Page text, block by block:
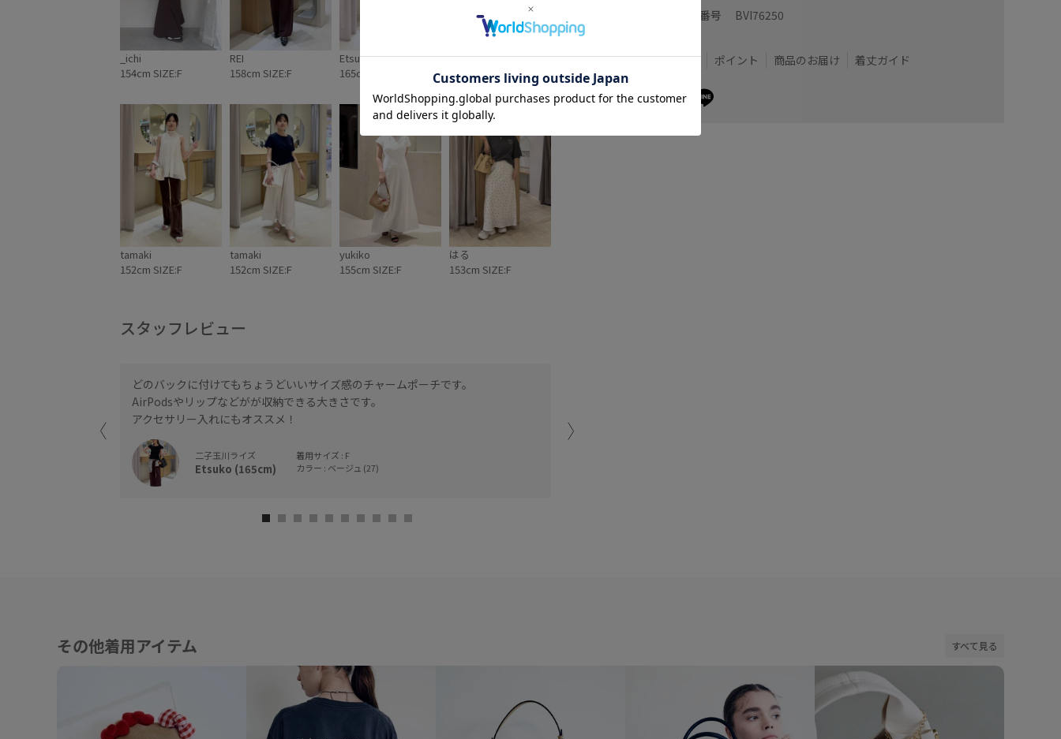
サイトにて発売ス
タート アイテムラ
インナップ↓ 🏷️
【HELLO
KITTY×VIS】日焼
キティビッグTシャ
ツ ¥4,939 (税込) 品
【HELLO
KITTY×VIS】日焼
けデザイン ハロー
キティ雑材トート
バッグ ¥7,909 (税
番:BVX76260 🏷️
【HELLO
KITTY×VIS】日焼
けデザイン ハロー
キティハートカッ
トバッグ ¥7,909
(税込) 品
【HELLO
KITTY×VIS】日焼
けデザイン ハロー
番:BVZ76260 🏷️
【HELLO
ポチャーム ¥1,969
(税込) 品
インナップ↓ 🏷️
【HELLO
KITTY×VIS】日焼
ツ ¥4,939 (税込) 品
【HELLO
KITTY×VIS】日焼
けデザイン ハロー
キティ雑材トート
バッグ ¥7,909 (税
込) 品
番:BVX76260 🏷️
【HELLO
KITTY×VIS】日焼
けデザイン ハロー
キティハートカッ
トバッグ ¥7,909
(税込) 品
番:BVX76250 🏷️
【HELLO
KITTY×VIS】日焼
キティぬいぐるみ
_ichi
154cm SIZE:F
REI
158cm SIZE:F
Etsuko
165cm SIZE:F
tanaka
163cm SIZE:F
tamaki
152cm SIZE:F
tamaki
152cm SIZE:F
yukiko
155cm SIZE:F
はる
153cm SIZE:F
スタッフレビュー
どのバックに付けてもちょうどいいサイズ感のチャームポーチです。
AirPodsやリップなどがが収納できる大きさです。
アクセサリー入れにもオススメ！
二子玉川ライズ
Etsuko (165cm)
着用サイズ : F
カラー : ベージュ (27)
お問い合わせ番号 BVI76250
お支払い方法
ポイント 商品のお届け 着丈ガイド
その他着用アイテム すべて見る